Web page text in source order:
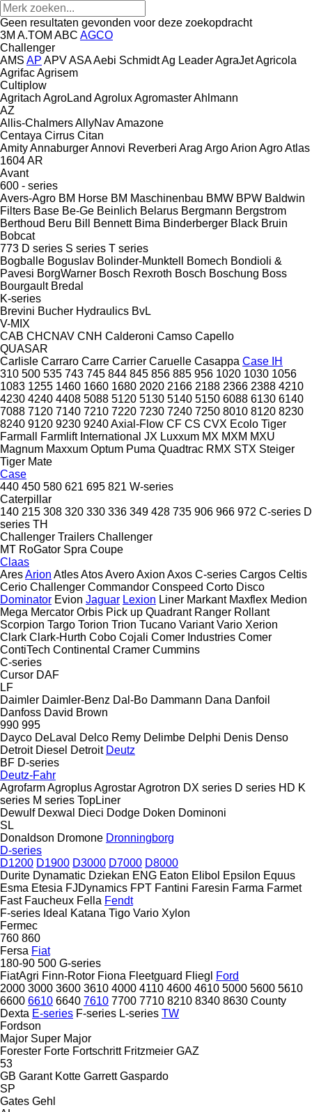
Geen resultaten gevonden voor deze zoekopdracht
3M A.TOM ABC AGCO
Challenger
AMS AP APVASAAebi SchmidtAg LeaderAgraJetAgricola
AgrifacAgrisem
Cultiplow
Agritach AgroLand AgroluxAgromasterAhlmann
AZ
Allis-ChalmersAllyNavAmazone
Centaya Cirrus Citan
AmityAnnaburgerAnnovi Reverberi Arag ArgoArion AgroAtlas
1604AR
Avant
600 - series
Avers-Agro BM Horse BM Maschinenbau BMW BPW Baldwin
Filters Base Be-Ge Beinlich Belarus Bergmann Bergstrom
Berthoud Beru Bill Bennett Bima Binderberger Black Bruin
Bobcat
773 D series S series T series
Bogballe Boguslav Bolinder-Munktell Bomech Bondioli &
Pavesi BorgWarner Bosch Rexroth Bosch Boschung Boss
Bourgault Bredal
K-series
Brevini Bucher Hydraulics BvL
V-MIX
CAB CHCNAV CNH Calderoni Camso Capello
QUASAR
Carlisle Carraro Carre Carrier Caruelle Casappa Case IH
310 500 535 743 745 844 845 856 885 956 1020 1030 1056
1083 1255 1460 1660 1680 2020 2166 2188 2366 2388 4210
4230 4240 4408 5088 5120 5130 5140 5150 6088 6130 6140
7088 7120 7140 7210 7220 7230 7240 7250 8010 8120 8230
8240 9120 9230 9240Axial-Flow CF CS CVX Ecolo Tiger
Farmall
Farmlift International JX Luxxum MX MXM MXU
Magnum Maxxum Optum Puma Quadtrac RMX STX Steiger
Tiger Mate
Case
440 450 580 621 695 821 W-series
Caterpillar
140 215 308 320 330 336 349 428 735 906 966 972 C-series D
series TH
Challenger Trailers Challenger
MT RoGator Spra Coupe
Claas
AresArion AtlesAtosAveroAxion Axos C-series Cargos Celtis
Cerio Challenger Commandor Conspeed Corto Disco
Dominator Evion Jaguar Lexion Liner Markant Maxflex Medion
Mega Mercator Orbis Pick up Quadrant Ranger Rollant
Scorpion Targo Torion Trion Tucano Variant Vario Xerion
Clark Clark-Hurth Cobo Cojali Comer Industries Comer
ContiTech Continental Cramer Cummins
C-series
Cursor DAF
LF
Daimler Daimler-Benz Dal-Bo Dammann Dana Danfoil
Danfoss David Brown
990 995
Dayco DeLaval Delco Remy Delimbe Delphi Denis Denso
Detroit Diesel Detroit Deutz
BF D-series
Deutz-Fahr
AgrofarmAgroplusAgrostarAgrotron DX series D series HD K
series M series TopLiner
Dewulf Dexwal Dieci Dodge Doken Dominoni
SL
Donaldson Dromone Dronningborg
D-series
D1200 D1900 D3000 D7000 D8000
Durite Dynamatic Dziekan ENG Eaton Elibol Epsilon Equus
Esma Etesia FJDynamics FPT Fantini Faresin Farma Farmet
Fast Faucheux Fella Fendt
F-series Ideal Katana Tigo Vario Xylon
Fermec
760 860
Fersa Fiat
180-90 500 G-series
FiatAgri Finn-Rotor Fiona Fleetguard Fliegl
Ford
2000 3000 3600 3610 4000 4110 4600 4610 5000 5600 5610
6600 6610 6640 7610 7700 7710 8210 8340 8630 County
Dexta E-series F-series L-series TW
Fordson
Major Super Major
Forester Forte Fortschritt Fritzmeier GAZ
53
GB Garant Kotte Garrett Gaspardo
SP
Gates Gehl